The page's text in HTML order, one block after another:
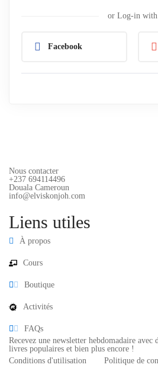
or Log-in with
Facebook
Nous contacter
+237 694114496
Douala Cameroun
info@elviskonjoh.com
Liens utiles
À propos
Cours
Boutique
Activités
FAQs
Recevez une newsletter hebdomadaire avec
livres populaires et bien plus encore !
Conditions d'utilisation
Politique de